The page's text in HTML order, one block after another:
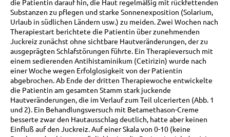
die Patientin darauf hin, die Haut regelmäßig mit rückfettenden
Substanzen zu pflegen und starke Sonnenexposition (Solarium,
Urlaub in südlichen Ländern usw.) zu meiden. Zwei Wochen nach
Therapiestart berichtete die Patientin über zunehmenden
Juckreiz zunächst ohne sichtbare Hautveränderungen, der zu
ausgeprägten Schlafstörungen führte. Ein Therapieversuch mit
einem sedierenden Antihistaminikum (Cetirizin) wurde nach
einer Woche wegen Erfolglosigkeit von der Patientin
abgebrochen. Ab Ende der dritten Therapiewoche entwickelte
die Patientin am gesamten Stamm stark juckende
Hautveränderungen, die im Verlauf zum Teil ulcerierten (Abb. 1
und 2). Ein Behandlungsversuch mit Betamethason-Creme
besserte zwar den Hautausschlag deutlich, hatte aber keinen
Einfluß auf den Juckreiz. Auf einer Skala von 0-10 (keine